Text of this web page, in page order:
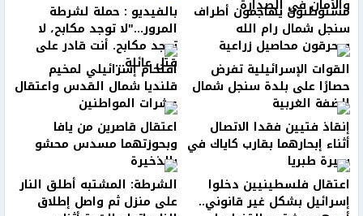
والأمان في الصدارة
مستوطنون يهاجمون أطراف
سنجل شمال رام الله
ويحرقون محاصيل زراعية
بالفيديو : حملة لشرطة
المرور..."لا توجد مكابح، لا
توجد مكابح. أنت قادر على
قتل عائلة... القوات الإسرائيلية تفرض
حصارًا على بلدة سنجل شمال
الضفة الغربية
اقتحام إسرائيلي لمخيم
قلنديا شمال القدس واعتقال
عشرات المواطنين
إنقاذ فتيين فقدا الاتصال
أثناء إبحارهما بقارب كاياك في
بحيرة طبريا
اعتقال قاصرين من يافا
وبحوزتهما مسدس محشو
بالذخيرة
اعتقال فلسطينيين دخلوا
إسرائيل بشكل غير قانوني..
الشرطة: المشتبه أطلق النار
على منزل ثم واصل إطلاق